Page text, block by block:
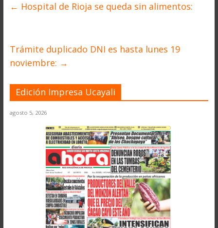
← Hospital de Rioja se queda sin alimentos:
Trámite duplicado DNI es hasta lunes 19
noviembre: →
Edición Impresa Ucayali
agosto 5, 2026